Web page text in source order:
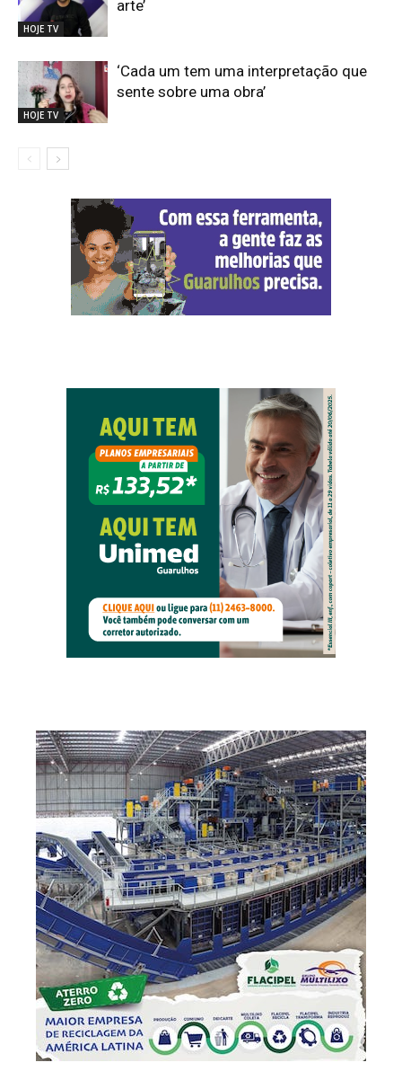
HOJE TV
arte’
HOJE TV
‘Cada um tem uma interpretação que
sente sobre uma obra’